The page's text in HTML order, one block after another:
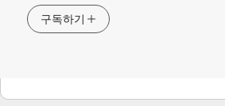
구독하기